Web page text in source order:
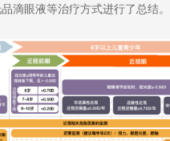
滴眼液等治疗方式进行了总结。